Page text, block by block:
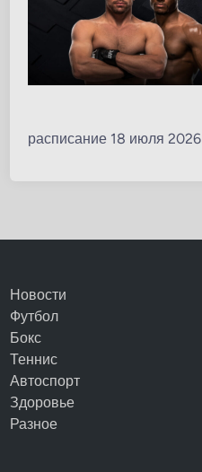
расписание 18 июля 2026
Новости
Футбол
Бокс
Теннис
Автоспорт
Здоровье
Разное